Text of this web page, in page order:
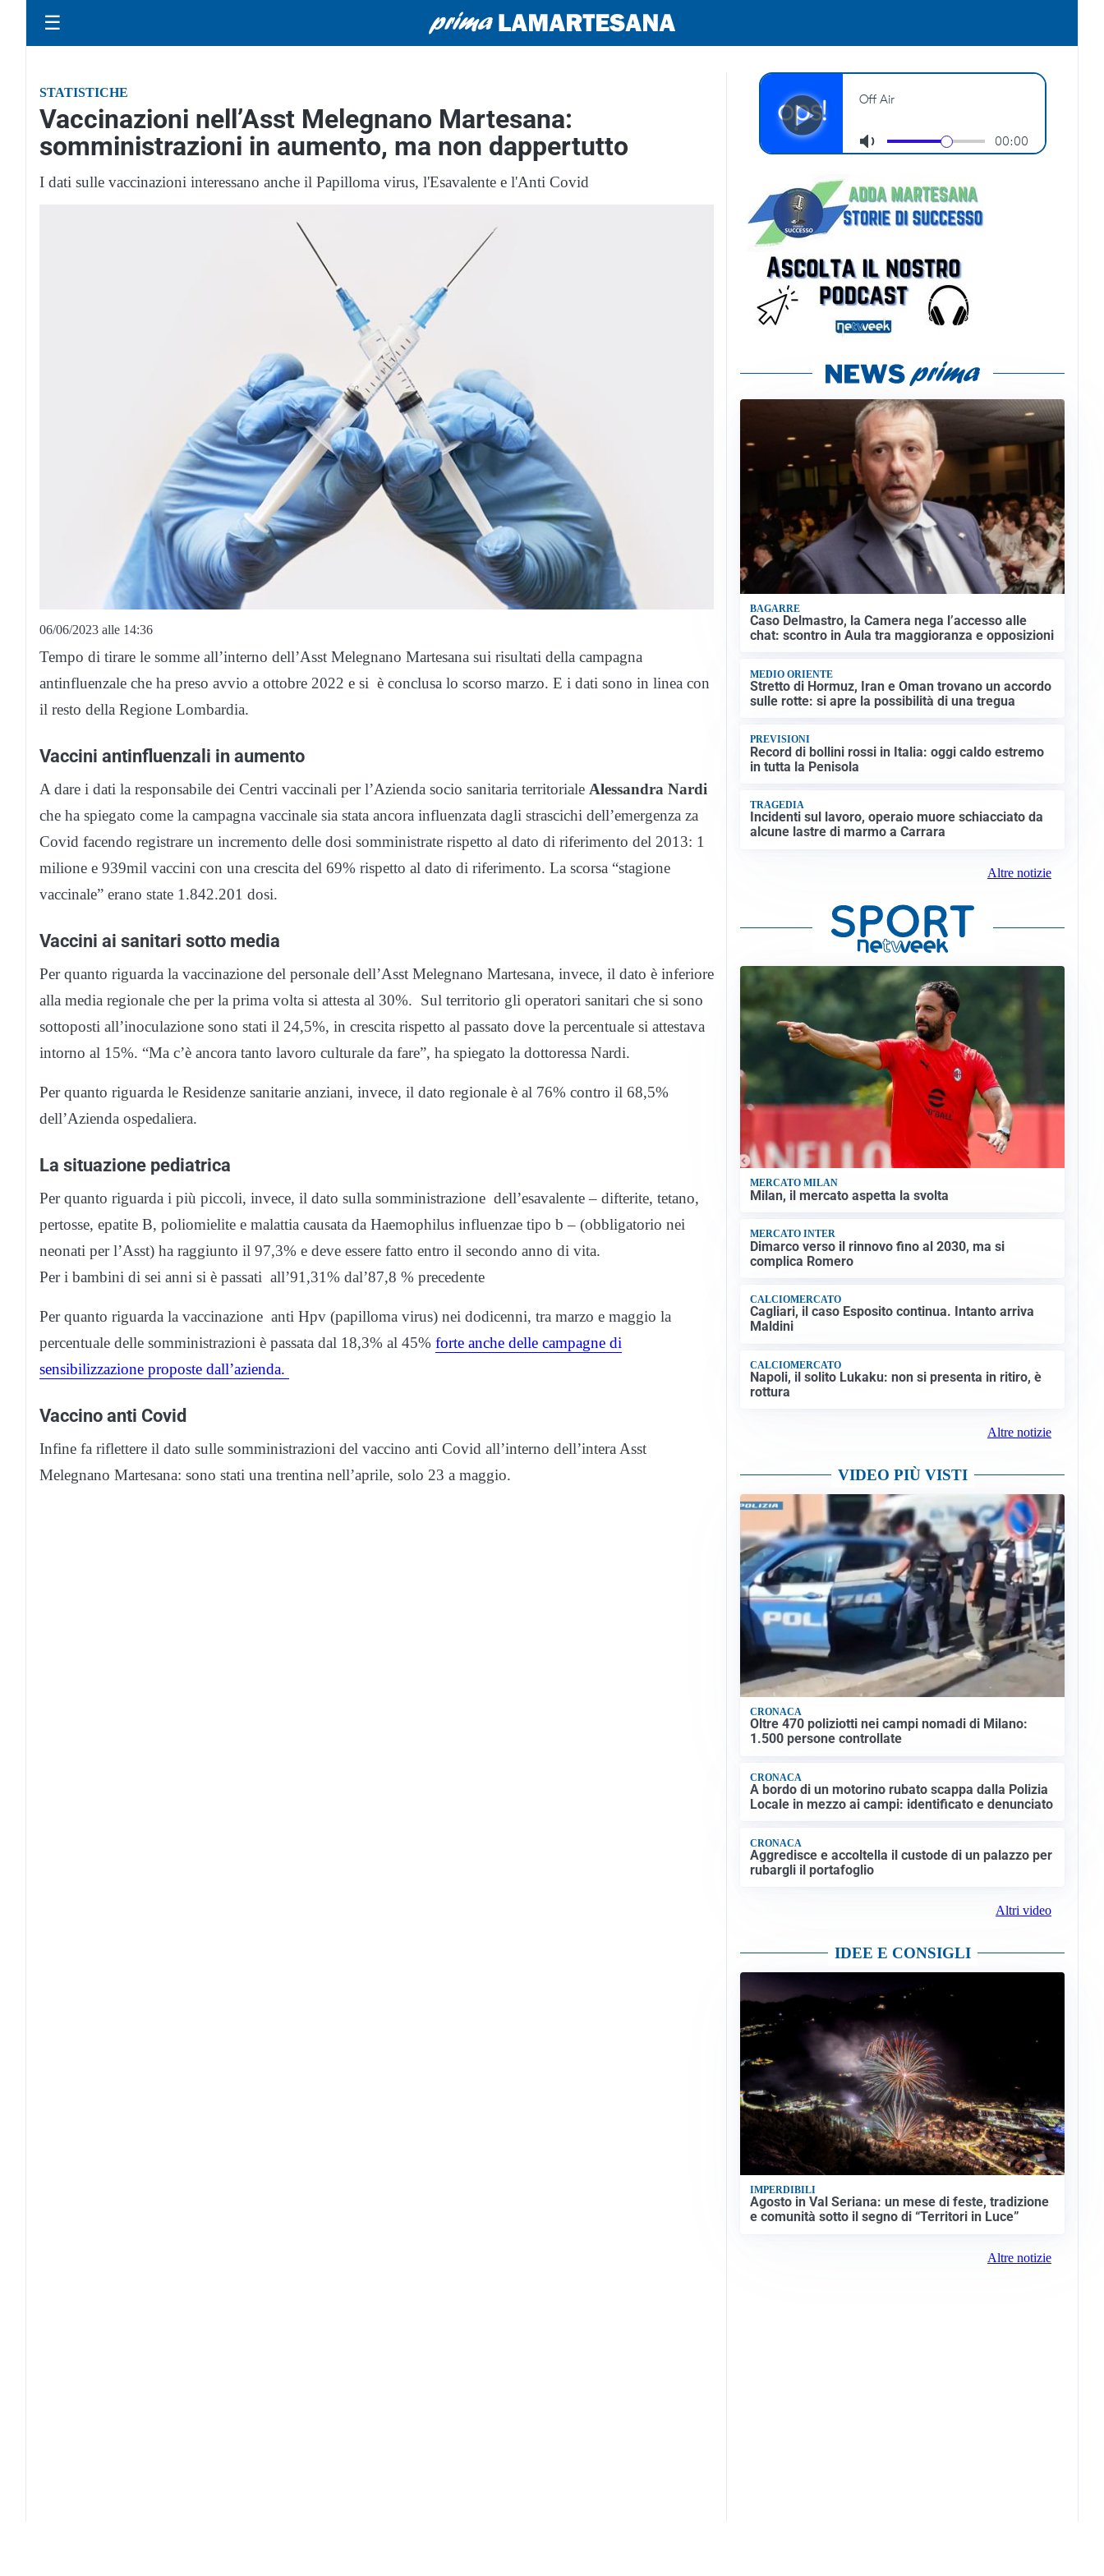
☰
STATISTICHE
Vaccinazioni nell’Asst Melegnano Martesana:
somministrazioni in aumento, ma non dappertutto
I dati sulle vaccinazioni interessano anche il Papilloma virus, l'Esavalente e l'Anti Covid
06/06/2023 alle 14:36
Tempo di tirare le somme all’interno dell’Asst Melegnano Martesana sui risultati della campagna
antinfluenzale che ha preso avvio a ottobre 2022 e si è conclusa lo scorso marzo. E i dati sono in linea con
il resto della Regione Lombardia.
Vaccini antinfluenzali in aumento
A dare i dati la responsabile dei Centri vaccinali per l’Azienda socio sanitaria territoriale Alessandra Nardi
che ha spiegato come la campagna vaccinale sia stata ancora influenzata dagli strascichi dell’emergenza za
Covid facendo registrare un incremento delle dosi somministrate rispetto al dato di riferimento del 2013: 1
milione e 939mil vaccini con una crescita del 69% rispetto al dato di riferimento. La scorsa “stagione
vaccinale” erano state 1.842.201 dosi.
Vaccini ai sanitari sotto media
Per quanto riguarda la vaccinazione del personale dell’Asst Melegnano Martesana, invece, il dato è inferiore
alla media regionale che per la prima volta si attesta al 30%. Sul territorio gli operatori sanitari che si sono
sottoposti all’inoculazione sono stati il 24,5%, in crescita rispetto al passato dove la percentuale si attestava
intorno al 15%. “Ma c’è ancora tanto lavoro culturale da fare”, ha spiegato la dottoressa Nardi.
Per quanto riguarda le Residenze sanitarie anziani, invece, il dato regionale è al 76% contro il 68,5%
dell’Azienda ospedaliera.
La situazione pediatrica
Per quanto riguarda i più piccoli, invece, il dato sulla somministrazione dell’esavalente – difterite, tetano,
pertosse, epatite B, poliomielite e malattia causata da Haemophilus influenzae tipo b – (obbligatorio nei
neonati per l’Asst) ha raggiunto il 97,3% e deve essere fatto entro il secondo anno di vita.
Per i bambini di sei anni si è passati all’91,31% dal’87,8 % precedente
Per quanto riguarda la vaccinazione anti Hpv (papilloma virus) nei dodicenni, tra marzo e maggio la
percentuale delle somministrazioni è passata dal 18,3% al 45% forte anche delle campagne di
sensibilizzazione proposte dall’azienda.
Vaccino anti Covid
Infine fa riflettere il dato sulle somministrazioni del vaccino anti Covid all’interno dell’intera Asst
Melegnano Martesana: sono stati una trentina nell’aprile, solo 23 a maggio.
BAGARRE
Caso Delmastro, la Camera nega l’accesso alle
chat: scontro in Aula tra maggioranza e opposizioni
MEDIO ORIENTE
Stretto di Hormuz, Iran e Oman trovano un accordo
sulle rotte: si apre la possibilità di una tregua
PREVISIONI
Record di bollini rossi in Italia: oggi caldo estremo
in tutta la Penisola
TRAGEDIA
Incidenti sul lavoro, operaio muore schiacciato da
alcune lastre di marmo a Carrara
Altre notizie
MERCATO MILAN
Milan, il mercato aspetta la svolta
MERCATO INTER
Dimarco verso il rinnovo fino al 2030, ma si
complica Romero
CALCIOMERCATO
Cagliari, il caso Esposito continua. Intanto arriva
Maldini
CALCIOMERCATO
Napoli, il solito Lukaku: non si presenta in ritiro, è
rottura
Altre notizie
VIDEO PIÙ VISTI
CRONACA
Oltre 470 poliziotti nei campi nomadi di Milano:
1.500 persone controllate
CRONACA
A bordo di un motorino rubato scappa dalla Polizia
Locale in mezzo ai campi: identificato e denunciato
CRONACA
Aggredisce e accoltella il custode di un palazzo per
rubargli il portafoglio
Altri video
IDEE E CONSIGLI
IMPERDIBILI
Agosto in Val Seriana: un mese di feste, tradizione
e comunità sotto il segno di “Territori in Luce”
Altre notizie